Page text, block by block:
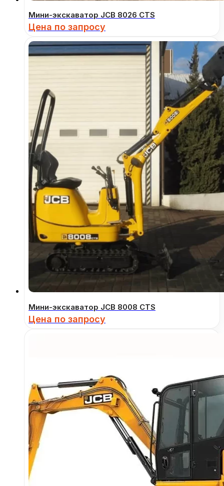
Мини-экскаватор JCB 8026 CTS
Цена по запросу
Мини-экскаватор JCB 8008 CTS
Цена по запросу